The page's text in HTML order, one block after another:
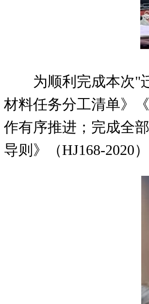
为顺利完成本次"
材料任务分工清单》
作有序推进；完成全
导则》（HJ168-2020